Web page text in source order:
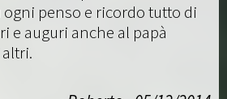
ogni penso e ricordo tutto di
e auguri anche al papà